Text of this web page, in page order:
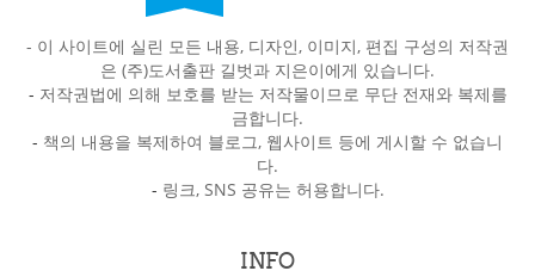
- 이 사이트에 실린 모든 내용, 디자인, 이미지, 편집 구성의 저작권
은 (주)도서출판 길벗과 지은이에게 있습니다.
- 저작권법에 의해 보호를 받는 저작물이므로 무단 전재와 복제를
금합니다.
- 책의 내용을 복제하여 블로그, 웹사이트 등에 게시할 수 없습니
다.
- 링크, SNS 공유는 허용합니다.
INFO